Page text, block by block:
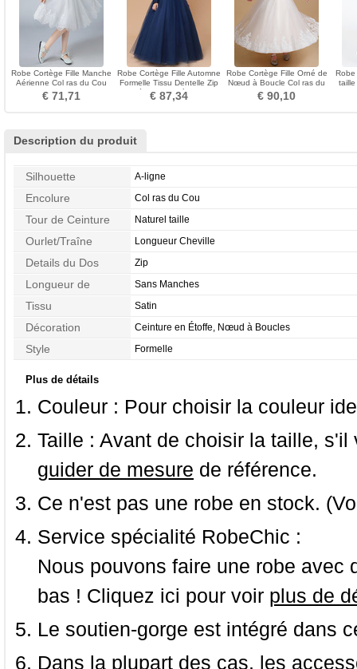
Robe Cortège Fille Manche
Aérienne Col ras du Cou
Naturel taille
€ 71,71
Robe Cortège Fille Automne
Formelle Tissu Dentelle Zip
Orné de Nœud à Boucle
€ 87,34
Robe Cortège Fille Orné de
Nœud à Boucle Col ras du
Cou Longueur ras du Sol
€ 90,10
Robe
taille
Description du produit
Silhouette A-ligne
Encolure Col ras du Cou
Tour de Ceinture Naturel taille
Ourlet/Traîne Longueur Cheville
Details du Dos Zip
Longueur de
Manches
Sans Manches
Tissu Satin
Décoration Ceinture en Étoffe, Nœud à Boucles
Style Formelle
Plus de détails
Couleur : Pour choisir la couleur
Taille : Avant de choisir la taille,
guider de mesure de référence.
Ce n'est pas une robe en stock.
Service spécialité RobeChic :
Nous pouvons faire une robe
bas ! Cliquez ici pour voir plus de
Le soutien-gorge est intégré dans
Dans la plupart des cas, les